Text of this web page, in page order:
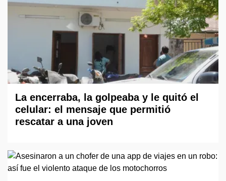
La encerraba, la golpeaba y le quitó el
celular: el mensaje que permitió
rescatar a una joven